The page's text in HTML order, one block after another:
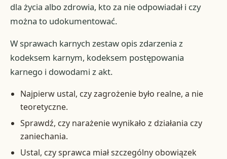
dla życia albo zdrowia, kto za nie odpowiadał i czy
można to udokumentować.
W sprawach karnych zestaw opis zdarzenia z
kodeksem karnym, kodeksem postępowania
karnego i dowodami z akt.
Najpierw ustal, czy zagrożenie było realne, a nie
teoretyczne.
Sprawdź, czy narażenie wynikało z działania czy
zaniechania.
Ustal, czy sprawca miał szczególny obowiązek